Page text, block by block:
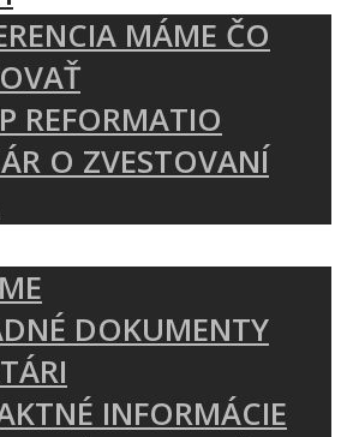
MÁME ČO
REFORMATIO
O ZVESTOVANÍ
DOKUMENTY
INFORMÁCIE